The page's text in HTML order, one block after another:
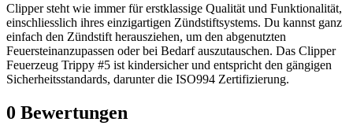
Clipper steht wie immer für erstklassige Qualität und Funktionalität,
einschliesslich ihres einzigartigen Zündstiftsystems. Du kannst ganz
einfach den Zündstift herausziehen, um den abgenutzten
Feuersteinanzupassen oder bei Bedarf auszutauschen. Das Clipper
Feuerzeug Trippy #5 ist kindersicher und entspricht den gängigen
Sicherheitsstandards, darunter die ISO994 Zertifizierung.
0 Bewertungen